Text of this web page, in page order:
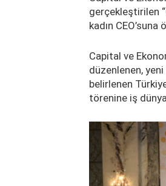
gerçekleştirilen
kadın
Capital ve
düzenlenen,
belirlenen
törenine iş